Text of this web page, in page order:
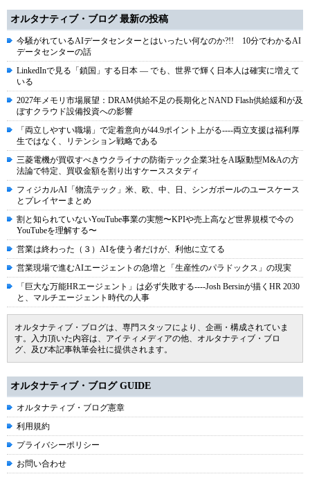
オルタナティブ・ブログ 最新の投稿
今騒がれているAIデータセンターとはいったい何なのか?!! 10分でわかるAI
データセンターの話
LinkedInで見る「鎖国」する日本 ― でも、世界で輝く日本人は確実に増えて
いる
2027年メモリ市場展望：DRAM供給不足の長期化とNAND Flash供給緩和が及
ぼすクラウド設備投資への影響
「両立しやすい職場」で定着意向が44.9ポイント上がる----両立支援は福利厚
生ではなく、リテンション戦略である
三菱電機が買収すべきウクライナの防衛テック企業3社をAI駆動型M&Aの方
法論で特定、買収金額を割り出すケーススタディ
フィジカルAI「物流テック」米、欧、中、日、シンガポールのユースケース
とプレイヤーまとめ
割と知られていないYouTube事業の実態〜KPIや売上高など世界規模で今の
YouTubeを理解する〜
営業は終わった（３）AIを使う者だけが、利他に立てる
営業現場で進むAIエージェントの急増と「生産性のパラドックス」の現実
「巨大な万能HRエージェント」は必ず失敗する----Josh Bersinが描くHR 2030
と、マルチエージェント時代の人事
オルタナティブ・ブログは、専門スタッフにより、企画・構成されていま
す。入力頂いた内容は、アイティメディアの他、オルタナティブ・ブロ
グ、及び本記事執筆会社に提供されます。
オルタナティブ・ブログ GUIDE
オルタナティブ・ブログ憲章
利用規約
プライバシーポリシー
お問い合わせ